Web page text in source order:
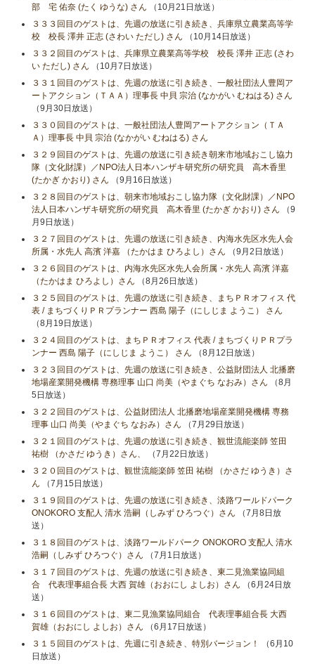
部 宅 佑奈 (たく ゆうな) さん （10月21日放送）
３３３回目のゲストは、先週の放送に引き続き、兵庫県立農業高等学
校 校長 澤井 正志 (さわい ただし) さん （10月14日放送）
３３２回目のゲストは、兵庫県立農業高等学校 校長 澤井 正志 (さわ
い ただし) さん （10月7日放送）
３３１回目のゲストは、先週の放送に引き続き、一般社団法人豊岡ア
ートアクション（ＴＡＡ）理事長 中貝 宗治 (なかがい むねはる) さん
（9月30日放送）
３３０回目のゲストは、一般社団法人豊岡アートアクション（ＴＡ
Ａ）理事長 中貝 宗治 (なかがい むねはる) さん
３２９回目のゲストは、先週の放送に引き続き朝来市地域おこし協力
隊（文化財課）／NPO法人日本ハンザキ研究所の研究員 高木香里
(たかぎ かおり) さん （9月16日放送）
３２８回目のゲストは、朝来市地域おこし協力隊（文化財課）／NPO
法人日本ハンザキ研究所の研究員 高木香里 (たかぎ かおり) さん （9
月9日放送）
３２７回目のゲストは、先週の放送に引き続き、内海水先区水先人会
所属・水先人 高濱 洋嘉 （たかはま ひろよし）さん （9月2日放送）
３２６回目のゲストは、内海水先区水先人会所属・水先人 高濱 洋嘉
（たかはま ひろよし）さん （8月26日放送）
３２５回目のゲストは、先週の放送に引き続き、まちＰＲオフィス 代
表 / まちづくりＰＲプランナー 西島 陽子（にしじま ようこ） さん
（8月19日放送）
３２４回目のゲストは、まちＰＲオフィス 代表 / まちづくりＰＲプラ
ンナー 西島 陽子（にしじま ようこ） さん （8月12日放送）
３２３回目のゲストは、先週の放送に引き続き、公益財団法人 北播磨
地場産業開発機構 専務理事 山口 尚美（やまぐち なおみ）さん （8月
5日放送）
３２２回目のゲストは、公益財団法人 北播磨地場産業開発機構 専務
理事 山口 尚美（やまぐち なおみ）さん （7月29日放送）
３２１回目のゲストは、先週の放送に引き続き、観世流能楽師 笠田
祐樹 （かさだ ゆうき）さん、
（7月22日放送）
３２０回目のゲストは、観世流能楽師 笠田 祐樹 （かさだ ゆうき）さ
ん （7月15日放送）
３１９回目のゲストは、先週の放送に引き続き、淡路ワールドパーク
ONOKORO 支配人 清水 浩嗣（しみず ひろつぐ）さん （7月8日放
送）
３１８回目のゲストは、淡路ワールドパーク ONOKORO 支配人 清水
浩嗣（しみず ひろつぐ）さん （7月1日放送）
３１７回目のゲストは、先週の放送に引き続き、東二見漁業協同組
合 代表理事組合長 大西 賀雄（おおにし よしお）さん （6月24日放
送）
３１６回目のゲストは、東二見漁業協同組合 代表理事組合長 大西
賀雄（おおにし よしお）さん （6月17日放送）
３１５回目のゲストは、先週に引き続き、特別バージョン！
（6月10
日放送）